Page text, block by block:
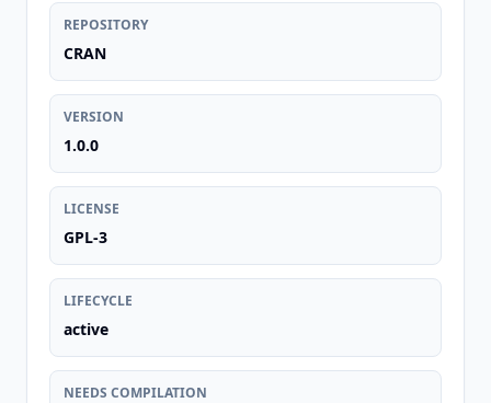
REPOSITORY
CRAN
VERSION
1.0.0
LICENSE
GPL-3
LIFECYCLE
active
NEEDS COMPILATION